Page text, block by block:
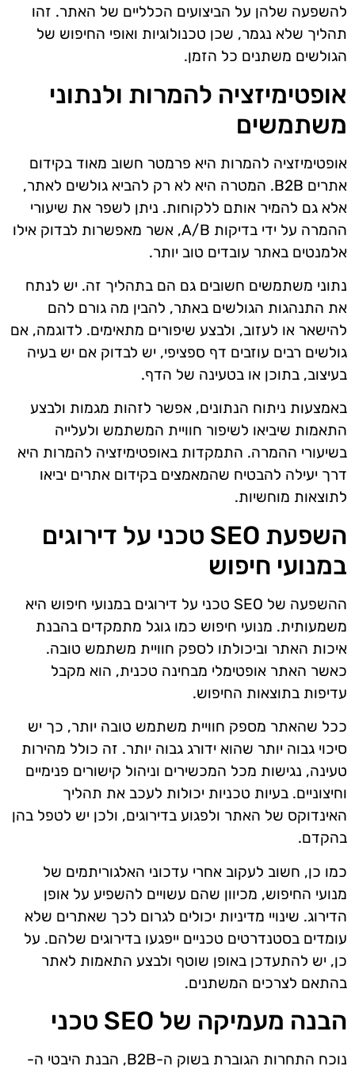
להשפעה שלהן על הביצועים הכלליים של האתר. זהו
תהליך שלא נגמר, שכן טכנולוגיות ואופי החיפוש של
הגולשים משתנים כל הזמן.
אופטימיזציה להמרות ולנתוני
משתמשים
אופטימיזציה להמרות היא פרמטר חשוב מאוד בקידום
אתרים B2B. המטרה היא לא רק להביא גולשים לאתר,
אלא גם להמיר אותם ללקוחות. ניתן לשפר את שיעורי
ההמרה על ידי בדיקות A/B, אשר מאפשרות לבדוק אילו
אלמנטים באתר עובדים טוב יותר.
נתוני משתמשים חשובים גם הם בתהליך זה. יש לנתח
את התנהגות הגולשים באתר, להבין מה גורם להם
להישאר או לעזוב, ולבצע שיפורים מתאימים. לדוגמה, אם
גולשים רבים עוזבים דף ספציפי, יש לבדוק אם יש בעיה
בעיצוב, בתוכן או בטעינה של הדף.
באמצעות ניתוח הנתונים, אפשר לזהות מגמות ולבצע
התאמות שיביאו לשיפור חוויית המשתמש ולעלייה
בשיעורי ההמרה. התמקדות באופטימיזציה להמרות היא
דרך יעילה להבטיח שהמאמצים בקידום אתרים יביאו
לתוצאות מוחשיות.
השפעת SEO טכני על דירוגים
במנועי חיפוש
ההשפעה של SEO טכני על דירוגים במנועי חיפוש היא
משמעותית. מנועי חיפוש כמו גוגל מתמקדים בהבנת
איכות האתר וביכולתו לספק חוויית משתמש טובה.
כאשר האתר אופטימלי מבחינה טכנית, הוא מקבל
עדיפות בתוצאות החיפוש.
ככל שהאתר מספק חוויית משתמש טובה יותר, כך יש
סיכוי גבוה יותר שהוא ידורג גבוה יותר. זה כולל מהירות
טעינה, נגישות מכל המכשירים וניהול קישורים פנימיים
וחיצוניים. בעיות טכניות יכולות לעכב את תהליך
האינדוקס של האתר ולפגוע בדירוגים, ולכן יש לטפל בהן
בהקדם.
כמו כן, חשוב לעקוב אחרי עדכוני האלגוריתמים של
מנועי החיפוש, מכיוון שהם עשויים להשפיע על אופן
הדירוג. שינויי מדיניות יכולים לגרום לכך שאתרים שלא
עומדים בסטנדרטים טכניים ייפגעו בדירוגים שלהם. על
כן, יש להתעדכן באופן שוטף ולבצע התאמות לאתר
בהתאם לצרכים המשתנים.
הבנה מעמיקה של SEO טכני
נוכח התחרות הגוברת בשוק ה-B2B, הבנת היבטי ה-